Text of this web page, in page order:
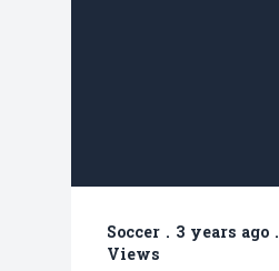
Soccer . 3 years ago .
Views